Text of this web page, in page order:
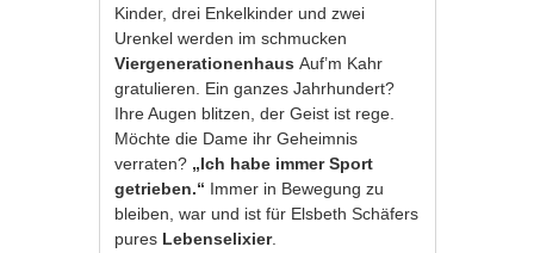
Kinder, drei Enkelkinder und zwei
Urenkel werden im schmucken
ViergenerationenhausAuf’m Kahr
gratulieren. Ein ganzes Jahrhundert?
Ihre Augen blitzen, der Geist ist rege.
Möchte die Dame ihr Geheimnis
verraten? „Ich habe immer Sport
getrieben.“ Immer in Bewegung zu
bleiben, war und ist für Elsbeth Schäfers
pures Lebenselixier.